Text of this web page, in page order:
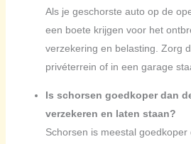
Als je geschorste auto op de
een boete krijgen voor het
verzekering en belasting. Zorg
privéterrein of in een garage
Is schorsen goedkoper dan
verzekeren en laten staan?
Schorsen is meestal goedkoper